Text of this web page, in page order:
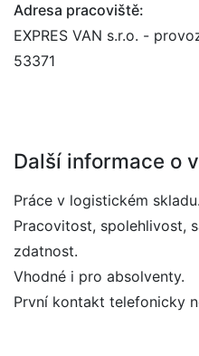
Adresa pracoviště:
EXPRES VAN s.r.o. -
53371
Další informace o
Práce v logistickém skladu.
Pracovitost, spolehlivost,
zdatnost.
Vhodné i pro absolventy.
První kontakt telefonicky